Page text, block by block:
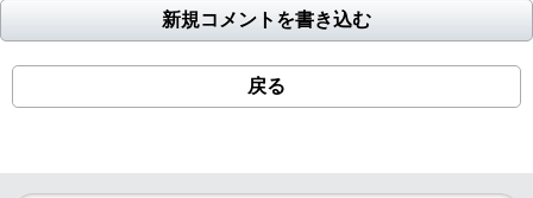
新規コメントを書き込む
戻る